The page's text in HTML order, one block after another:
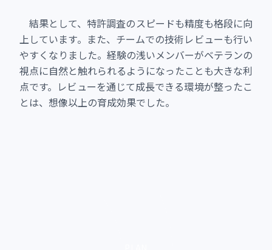
結果として、特許調査のスピードも精度も格段に向
上しています。また、チームでの技術レビューも行い
やすくなりました。経験の浅いメンバーがベテランの
視点に自然と触れられるようになったことも大きな利
点です。レビューを通じて成長できる環境が整ったこ
とは、想像以上の育成効果でした。